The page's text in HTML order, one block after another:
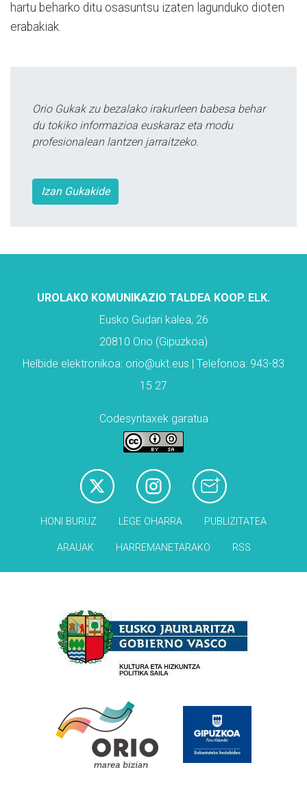
hartu beharko ditu osasuntsu izaten lagunduko dioten
erabakiak.
Orio Gukak zu bezalako irakurleen babesa behar
du tokiko informazioa euskaraz eta modu
profesionalean lantzen jarraitzeko.
Izan Gukakide
UROLAKO KOMUNIKAZIO TALDEA KOOP. ELK.
Eusko Gudari kalea, 26
20810 Orio (Gipuzkoa)
Helbide elektronikoa: orio@ukt.eus | Telefonoa: 943-83
15 27
Codesyntaxek garatua
HONI BURUZ LEGE OHARRA PUBLIZITATEA
ARAUAK HARREMANETARAKO RSS